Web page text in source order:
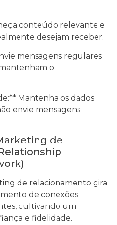
conteúdo relevante e
desejam receber.
mensagens regulares
o
Mantenha os dados
envie mensagens
de
de relacionamento gira
de conexões
cultivando um
e fidelidade.